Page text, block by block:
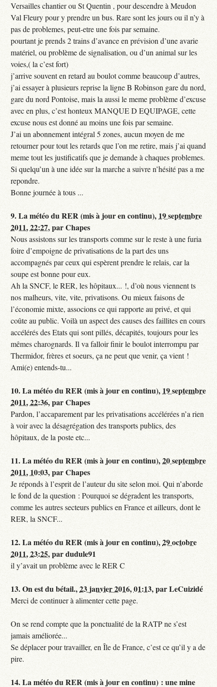
Versailles chantier ou St Quentin , pour descendre à Meudon
Val Fleury pour y prendre un bus. Rare sont les jours ou il n’y à
pas de problemes, peut-etre une fois par semaine.
pourtant je prends 2 trains d’avance en prévision d’une avarie
matériel, ou problème de signalisation, ou d’un animal sur les
voies,( la c’est fort)
j’arrive souvent en retard au boulot comme beaucoup d’autres,
j’ai essayer à plusieurs reprise la ligne B Robinson gare du nord,
gare du nord Pontoise, mais la aussi le meme problème d’excuse
avec en plus, c’est honteux MANQUE D EQUIPAGE, cette
excuse nous est donné au moins une fois par semaine.
J’ai un abonnement intégral 5 zones, aucun moyen de me
retourner pour tout les retards que l’on me retire, mais j’ai quand
meme tout les justificatifs que je demande à chaques problemes.
Si quelqu’un à une idée sur la marche a suivre n’hésité pas a me
repondre.
Bonne journée à tous ...
9.La météo du RER (mis à jour en continu), 19 septembre
2011, 22:27,parChapes
Nous assistons sur les transports comme sur le reste à une furia
foire d’empoigne de privatisations de la part des uns
accompagnés par ceux qui espèrent prendre le relais, car la
soupe est bonne pour eux.
Ah la SNCF, le RER, les hôpitaux... !, d’où nous viennent ts
nos malheurs, vite, vite, privatisons. Ou mieux faisons de
l’économie mixte, associons ce qui rapporte au privé, et qui
coûte au public. Voilà un aspect des causes des faillites en cours
accélérés des Etats qui sont pillés, décapités, toujours pour les
mêmes charognards. Il va falloir finir le boulot interrompu par
Thermidor, frères et soeurs, ça ne peut que venir, ça vient !
Ami(e) entends-tu...
10.La météo du RER (mis à jour en continu), 19 septembre
2011, 22:36,parChapes
Pardon, l’accaparement par les privatisations accélérées n’a rien
à voir avec la désagrégation des transports publics, des
hôpitaux, de la poste etc...
11.La météo du RER (mis à jour en continu),20 septembre
2011, 10:03,parChapes
Je réponds à l’esprit de l’auteur du site selon moi. Qui n’aborde
le fond de la question : Pourquoi se dégradent les transports,
comme les autres secteurs publics en France et ailleurs, dont le
RER, la SNCF...
12.La météo du RER (mis à jour en continu),29 octobre
2011, 23:25,pardudule91
il y’avait un problème avec le RER C
13.On est du bétail.,23 janvier 2016, 01:13,parLeCuizidé
Merci de continuer à alimenter cette page.
On se rend compte que la ponctualité de la RATP ne s’est
jamais améliorée...
Se déplacer pour travailler, en Île de France, c’est ce qu’il y a de
pire.
14.La météo du RER (mis à jour en continu) : une mine